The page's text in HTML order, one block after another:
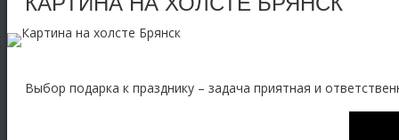
Выбор подарка к празднику – задача приятная и